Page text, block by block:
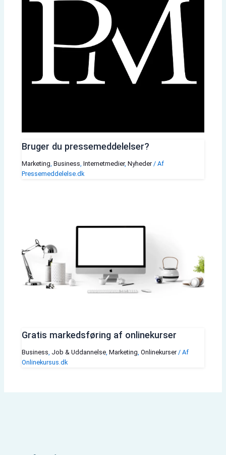
Bruger du pressemeddelelser?
Marketing Business Internetmedier, Nyheder/ Af
Pressemeddelelse.dk
Gratis markedsføring af onlinekurser
Business Job & Uddannelse, Marketing Onlinekurser/ Af
Onlinekursus.dk